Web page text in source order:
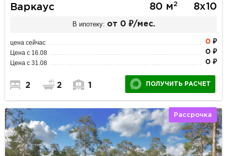
Варкаус 80 м2 8х10
В ипотеку: от 0 ₽/мес.
цена сейчас 0 ₽
Цена с 16.08 0 ₽
Цена с 31.08 0 ₽
2 2 1 ПОЛУЧИТЬ РАСЧЕТ
Рассрочка